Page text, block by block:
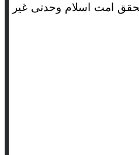
و تحقق امت اسلام وحدتی غیر